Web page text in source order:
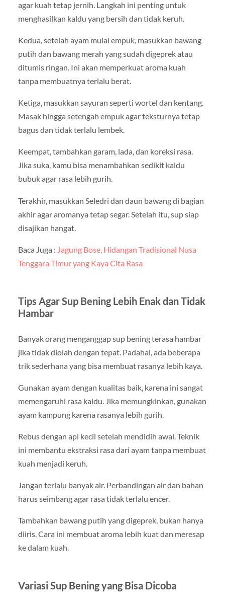
agar kuah tetap jernih. Langkah ini penting untuk
menghasilkan kaldu yang bersih dan tidak keruh.
Kedua, setelah ayam mulai empuk, masukkan bawang
putih dan bawang merah yang sudah digeprek atau
ditumis ringan. Ini akan memperkuat aroma kuah
tanpa membuatnya terlalu berat.
Ketiga, masukkan sayuran seperti wortel dan kentang.
Masak hingga setengah empuk agar teksturnya tetap
bagus dan tidak terlalu lembek.
Keempat, tambahkan garam, lada, dan koreksi rasa.
Jika suka, kamu bisa menambahkan sedikit kaldu
bubuk agar rasa lebih gurih.
Terakhir, masukkan Seledri dan daun bawang di bagian
akhir agar aromanya tetap segar. Setelah itu, sup siap
disajikan hangat.
Baca Juga : Jagung Bose, Hidangan Tradisional Nusa
Tenggara Timur yang Kaya Cita Rasa
Tips Agar Sup Bening Lebih Enak dan Tidak
Hambar
Banyak orang menganggap sup bening terasa hambar
jika tidak diolah dengan tepat. Padahal, ada beberapa
trik sederhana yang bisa membuat rasanya lebih kaya.
Gunakan ayam dengan kualitas baik, karena ini sangat
memengaruhi rasa kaldu. Jika memungkinkan, gunakan
ayam kampung karena rasanya lebih gurih.
Rebus dengan api kecil setelah mendidih awal. Teknik
ini membantu ekstraksi rasa dari ayam tanpa membuat
kuah menjadi keruh.
Jangan terlalu banyak air. Perbandingan air dan bahan
harus seimbang agar rasa tidak terlalu encer.
Tambahkan bawang putih yang digeprek, bukan hanya
diiris. Cara ini membuat aroma lebih kuat dan meresap
ke dalam kuah.
Variasi Sup Bening yang Bisa Dicoba